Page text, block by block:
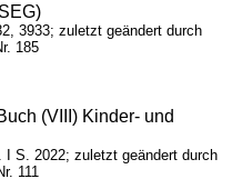
3933; zuletzt geändert durch
185
(VIII) Kinder- und
S. 2022; zuletzt geändert durch
111